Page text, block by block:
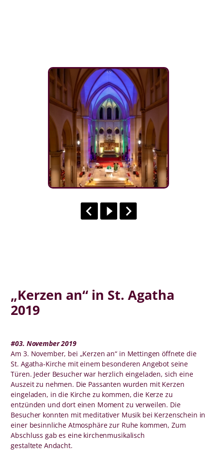
„Kerzen an“ in St. Agatha
2019
#03. November 2019
Am 3. November, bei „Kerzen an“ in Mettingen öffnete die
St. Agatha-Kirche mit einem besonderen Angebot seine
Türen. Jeder Besucher war herzlich eingeladen, sich eine
Auszeit zu nehmen. Die Passanten wurden mit Kerzen
eingeladen, in die Kirche zu kommen, die Kerze zu
entzünden und dort einen Moment zu verweilen. Die
Besucher konnten mit meditativer Musik bei Kerzenschein in
einer besinnliche Atmosphäre zur Ruhe kommen, Zum
Abschluss gab es eine kirchenmusikalisch
gestaltete Andacht.